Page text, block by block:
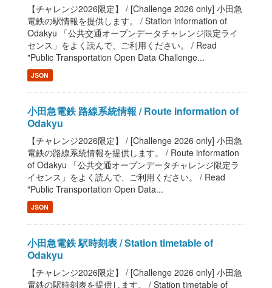
【チャレンジ2026限定】 / [Challenge 2026 only] 小田急
電鉄の駅情報を提供します。 / Station information of
Odakyu 「公共交通オープンデータチャレンジ限定ライ
センス」をよく読んで、ご利用ください。 / Read
"Public Transportation Open Data Challenge...
JSON
小田急電鉄 路線系統情報 / Route information of
Odakyu
【チャレンジ2026限定】 / [Challenge 2026 only] 小田急
電鉄の路線系統情報を提供します。 / Route information
of Odakyu 「公共交通オープンデータチャレンジ限定ラ
イセンス」をよく読んで、ご利用ください。 / Read
"Public Transportation Open Data...
JSON
小田急電鉄 駅時刻表 / Station timetable of
Odakyu
【チャレンジ2026限定】 / [Challenge 2026 only] 小田急
電鉄の駅時刻表を提供します。 / Station timetable of